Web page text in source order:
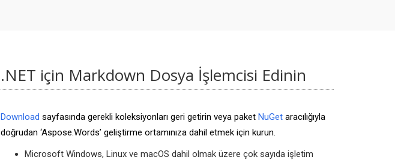
.NET için Markdown Dosya İşlemcisi Edinin
Download sayfasında gerekli koleksiyonları geri getirin veya paket NuGet aracılığıyla
doğrudan ‘Aspose.Words’ geliştirme ortamınıza dahil etmek için kurun.
Microsoft Windows, Linux ve macOS dahil olmak üzere çok sayıda işletim